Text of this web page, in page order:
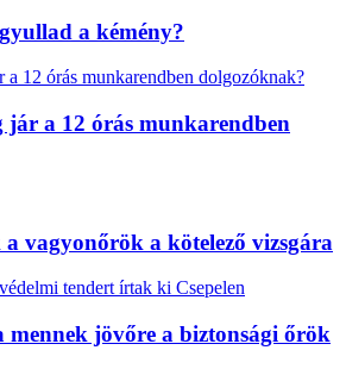
a kémény?
jár a 12 órás munkarendben
vagyonőrök a kötelező vizsgára
mennek jövőre a biztonsági őrök